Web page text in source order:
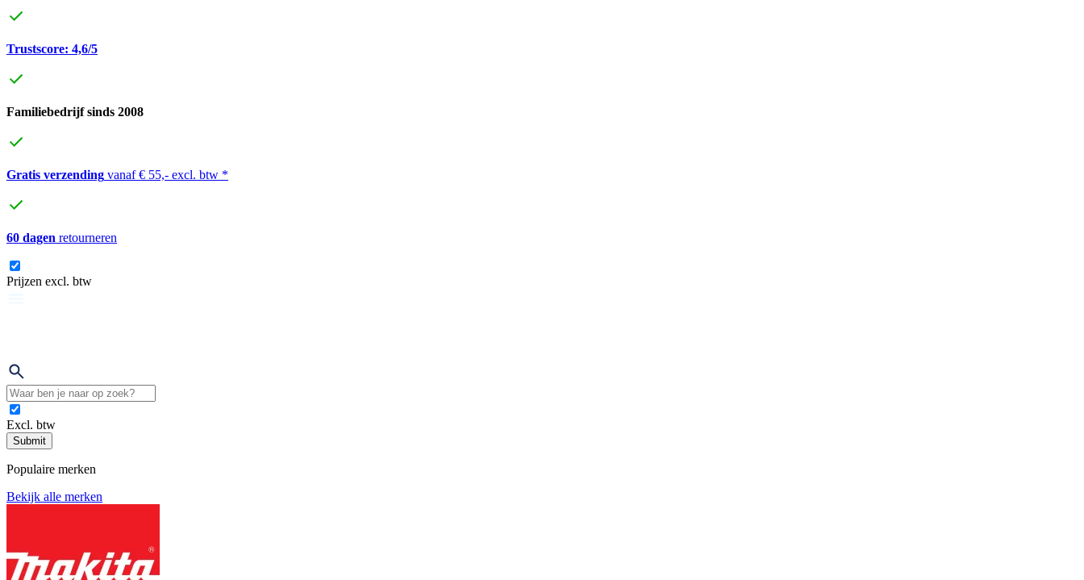
Trustscore: 4,6/5
Familiebedrijf sinds 2008
Gratis verzending vanaf € 55,- excl. btw *
60 dagen retourneren
Prijzen excl. btw
Excl. btw
Submit
Populaire merken
Bekijk alle merken